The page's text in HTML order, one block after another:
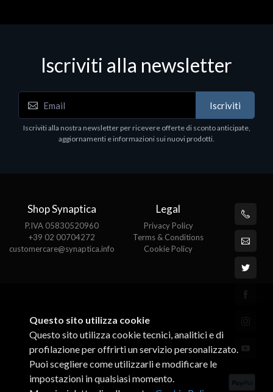
Software - Office Productivity
MS OFFICE H&S 2021 ESD
Iscriviti alla newsletter
Iscriviti
Iscriviti alla nostra newsletter per ricevere offerte di sconto anticipate,
aggiornamenti e informazioni sui nuovi prodotti.
Shop Synaptica
P.IVA 05830520960
+39 02 00704272
customercare@synaptica.info
Legal
Privacy Policy
Terms & Conditions
Cookie Policy
Questo sito utilizza cookie
Questo sito utilizza cookie tecnici, analitici e di
profilazione per offrirti un servizio personalizzato.
Puoi scegliere come utilizzarli e modificare le
impostazioni in qualsiasi momento.